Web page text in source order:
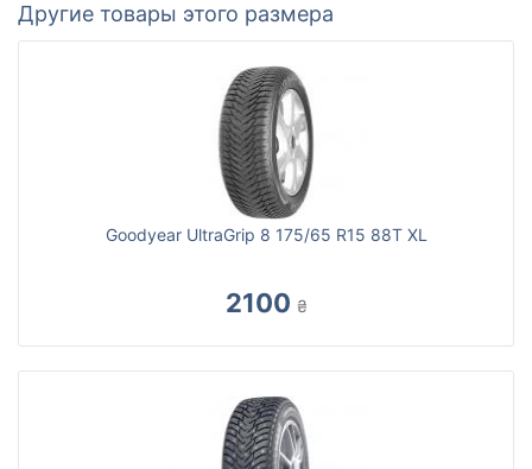
Другие товары этого размера
Goodyear UltraGrip 8 175/65 R15 88T XL
2100 ₴